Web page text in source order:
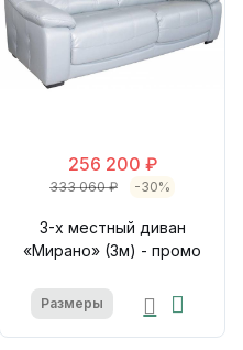
256 200 ₽
333 060 ₽ -30%
3-х местный диван
«Мирано» (3м) - промо
Размеры